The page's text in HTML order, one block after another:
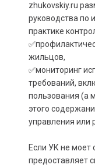
zhukovskiy.ru
руководства по
практике
жильцов,
✅мониторинг
требований,
пользования (а
этого
управления или
Если УК не моет
предоставляет